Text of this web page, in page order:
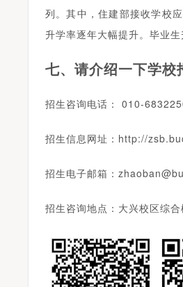
列。其中，住建部接收学校
升学率逐年大幅提升。毕业
七、请介绍一下学
招生咨询电话： 010-
招生信息网址：http://
招生电子邮箱：
招生咨询地点：大兴校区综